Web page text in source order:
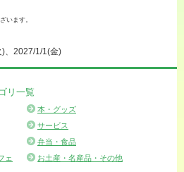
います。
、2027/1/1(金)
リ一覧
本・グッズ
サービス
弁当・食品
ェ
お土産・名産品・その他